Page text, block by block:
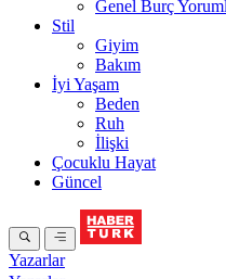
Genel Burç
Stil
Giyim
Bakım
İyi Yaşam
Beden
Ruh
İlişki
Çocuklu Hayat
Güncel
Yazarlar